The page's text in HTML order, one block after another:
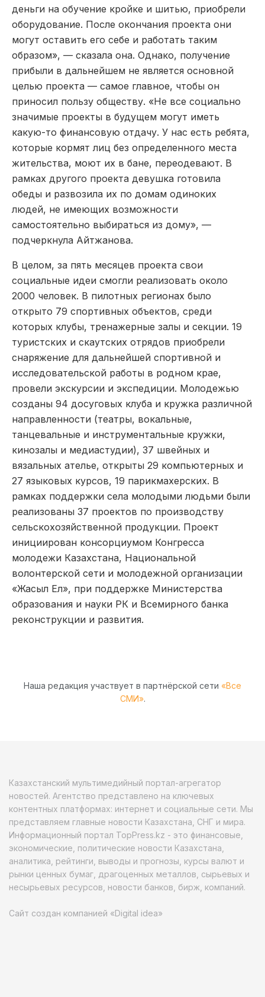
деньги на обучение кройке и шитью, приобрели
оборудование. После окончания проекта они
могут оставить его себе и работать таким
образом», — сказала она. Однако, получение
прибыли в дальнейшем не является основной
целью проекта — самое главное, чтобы он
приносил пользу обществу. «Не все социально
значимые проекты в будущем могут иметь
какую-то финансовую отдачу. У нас есть ребята,
которые кормят лиц без определенного места
жительства, моют их в бане, переодевают. В
рамках другого проекта девушка готовила
обеды и развозила их по домам одиноких
людей, не имеющих возможности
самостоятельно выбираться из дому», —
подчеркнула Айтжанова.
В целом, за пять месяцев проекта свои
социальные идеи смогли реализовать около
2000 человек. В пилотных регионах было
открыто 79 спортивных объектов, среди
которых клубы, тренажерные залы и секции. 19
туристских и скаутских отрядов приобрели
снаряжение для дальнейшей спортивной и
исследовательской работы в родном крае,
провели экскурсии и экспедиции. Молодежью
созданы 94 досуговых клуба и кружка различной
направленности (театры, вокальные,
танцевальные и инструментальные кружки,
кинозалы и медиастудии), 37 швейных и
вязальных ателье, открыты 29 компьютерных и
27 языковых курсов, 19 парикмахерских. В
рамках поддержки села молодыми людьми были
реализованы 37 проектов по производству
сельскохозяйственной продукции. Проект
инициирован консорциумом Конгресса
молодежи Казахстана, Национальной
волонтерской сети и молодежной организации
«Жасыл Ел», при поддержке Министерства
образования и науки РК и Всемирного банка
реконструкции и развития.
Наша редакция участвует в партнёрской сети «Все
СМИ».
Казахстанский мультимедийный портал-агрегатор
новостей. Агентство представлено на ключевых
контентных платформах: интернет и социальные сети. Мы
представляем главные новости Казахстана, СНГ и мира.
Информационный портал TopPress.kz - это финансовые,
экономические, политические новости Казахстана,
аналитика, рейтинги, выводы и прогнозы, курсы валют и
рынки ценных бумаг, драгоценных металлов, сырьевых и
несырьевых ресурсов, новости банков, бирж, компаний.
Сайт создан компанией «Digital idea»